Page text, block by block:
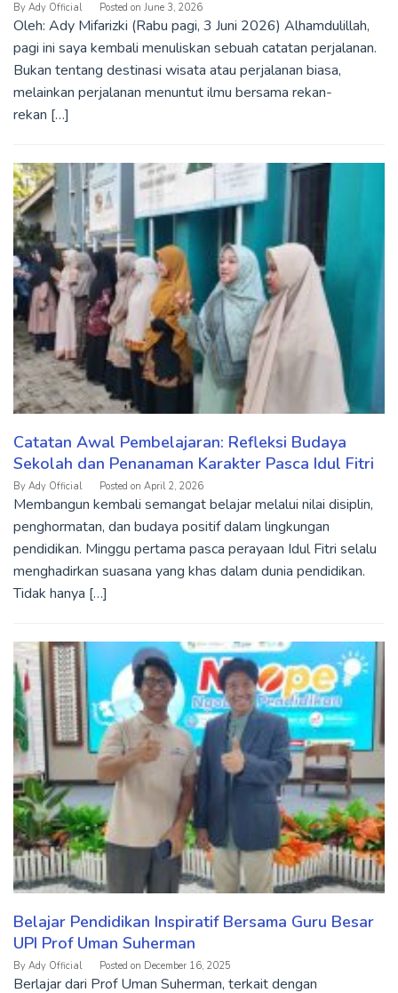
By Ady Official Posted on June 3, 2026
Oleh: Ady Mifarizki (Rabu pagi, 3 Juni 2026) Alhamdulillah,
pagi ini saya kembali menuliskan sebuah catatan perjalanan.
Bukan tentang destinasi wisata atau perjalanan biasa,
melainkan perjalanan menuntut ilmu bersama rekan-
rekan […]
Catatan Awal Pembelajaran: Refleksi Budaya
Sekolah dan Penanaman Karakter Pasca Idul Fitri
By Ady Official Posted on April 2, 2026
Membangun kembali semangat belajar melalui nilai disiplin,
penghormatan, dan budaya positif dalam lingkungan
pendidikan. Minggu pertama pasca perayaan Idul Fitri selalu
menghadirkan suasana yang khas dalam dunia pendidikan.
Tidak hanya […]
Belajar Pendidikan Inspiratif Bersama Guru Besar
UPI Prof Uman Suherman
By Ady Official Posted on December 16, 2025
Berlajar dari Prof Uman Suherman, terkait dengan